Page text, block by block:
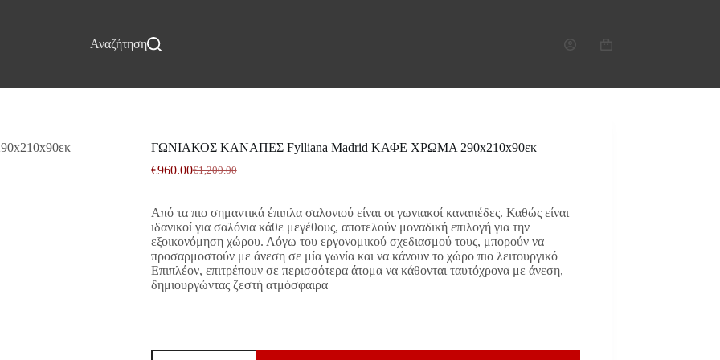
ΕπικοινωνίαΑναζήτηση
Καλάθι
ΓΩΝΙΑΚΟΣ ΚΑΝΑΠΕΣ Fylliana Madrid ΚΑΦΕ ΧΡΩΜΑ 290x210x90εκ
€1,200.00
Original
€1,200.00.
€960.00Η
είναι:
€960.00.
Από τα πιο σημαντικά έπιπλα σαλονιού είναι οι γωνιακοί καναπέδες. Καθώς είναι
ιδανικοί για σαλόνια κάθε μεγέθους, αποτελούν μοναδική επιλογή για την
εξοικονόμηση χώρου. Λόγω του εργονομικού σχεδιασμού τους, μπορούν να
προσαρμοστούν με άνεση σε μία γωνία και να κάνουν το χώρο πιο λειτουργικό
Επιπλέον, επιτρέπουν σε περισσότερα άτομα να κάθονται ταυτόχρονα με άνεση,
δημιουργώντας ζεστή ατμόσφαιρα
ΓΩΝΙΑΚΟΣ